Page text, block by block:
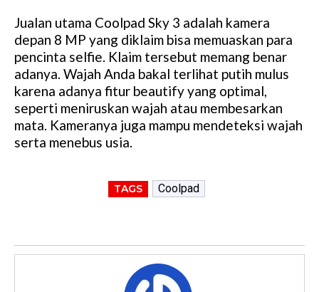
Jualan utama Coolpad Sky 3 adalah kamera
depan 8 MP yang diklaim bisa memuaskan para
pencinta selfie. Klaim tersebut memang benar
adanya. Wajah Anda bakal terlihat putih mulus
karena adanya fitur beautify yang optimal,
seperti meniruskan wajah atau membesarkan
mata. Kameranya juga mampu mendeteksi wajah
serta menebus usia.
TAGS Coolpad